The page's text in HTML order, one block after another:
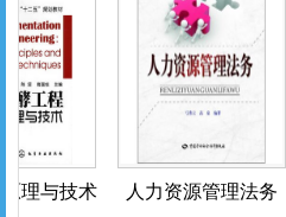
理与技术
人力资源管理法务